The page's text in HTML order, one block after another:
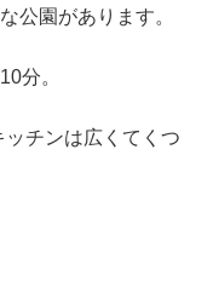
公園があります。
分。
ッチンは広くてくつ